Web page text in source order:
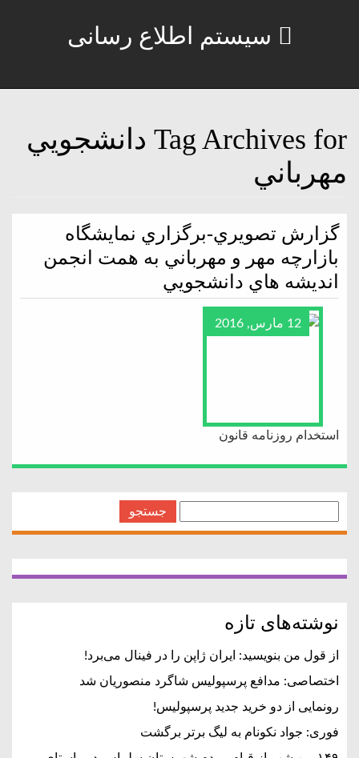
سیستم اطلاع رسانی
Tag Archives for دانشجويي
مهرباني
گزارش تصويري-برگزاري نمايشگاه
بازارچه مهر و مهرباني به همت انجمن
انديشه هاي دانشجويي
12 مارس, 2016
استخدام روزنامه قانون
نوشته‌های تازه
از قول من بنویسید: ایران ژاپن را در فینال می‌برد!
اختصاصی: مدافع پرسپولیس شاگرد منصوریان شد
رونمایی از دو خرید جدید پرسپولیس!
فوری: جواد نکونام به لیگ برتر برگشت